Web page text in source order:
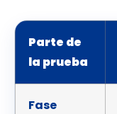
Parte de
la prueba
Fase